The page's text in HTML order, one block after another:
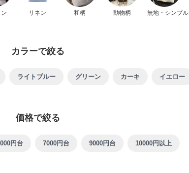
リネン 和柄 動物柄 無地・シンプル
カラーで絞る
ライトブルー グリーン カーキ イエロー
価格で絞る
円台 7000円台 9000円台 10000円以上